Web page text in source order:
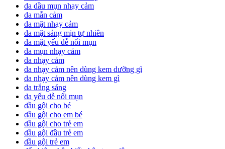
da dầu mụn nhạy cảm
da mẫn cảm
da mặt nhạy cảm
da mặt sáng mịn tự nhiên
da mặt yếu dễ nổi mụn
da mụn nhạy cảm
da nhạy cảm
da nhạy cảm nên dùng kem dưỡng gì
da nhạy cảm nên dùng kem gì
da trắng sáng
da yếu dễ nổi mụn
dầu gội cho bé
dầu gội cho em bé
dầu gội cho trẻ em
dầu gội đầu trẻ em
dầu gội trẻ em